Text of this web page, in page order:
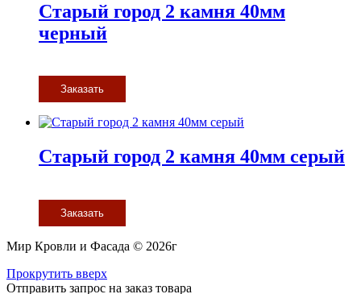
Старый город 2 камня 40мм
черный
Заказать
Старый город 2 камня 40мм серый
Заказать
Мир Кровли и Фасада © 2026г
Прокрутить вверх
Отправить запрос на заказ товара